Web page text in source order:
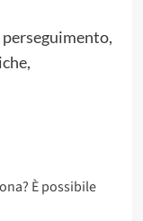
È possibile